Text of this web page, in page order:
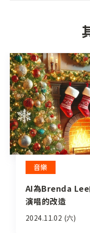
音樂
AI為Brenda Lee
演唱的改造
2024.11.02 (六)